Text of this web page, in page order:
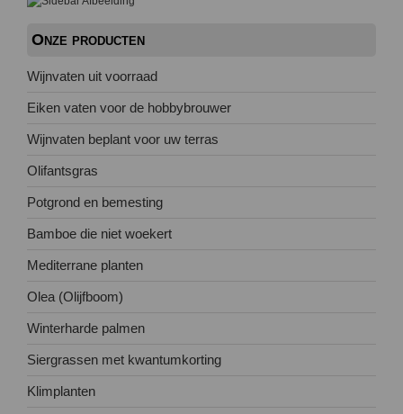
Onze producten
Wijnvaten uit voorraad
Eiken vaten voor de hobbybrouwer
Wijnvaten beplant voor uw terras
Olifantsgras
Potgrond en bemesting
Bamboe die niet woekert
Mediterrane planten
Olea (Olijfboom)
Winterharde palmen
Siergrassen met kwantumkorting
Klimplanten